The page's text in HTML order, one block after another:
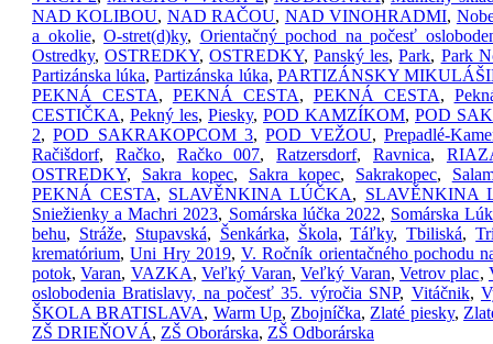
NAD KOLIBOU, NAD RAČOU, NAD VINOHRADMI,
a okolie, O-stret(d)ky, Orientačný pochod na počesť
Ostredky,OSTREDKY,OSTREDKY,Panský les,Park, Park
Partizánska lúka,Partizánska lúka, PARTIZÁNSKY
PEKNÁ CESTA, PEKNÁ CESTA, PEKNÁ CESTA,
CESTIČKA, Pekný les, Piesky, POD KAMZÍKOM, POD
2,POD SAKRAKOPCOM 3,POD VEŽOU,Prepadlé-
Račišdorf, Račko, Račko 007,Ratzersdorf,Ravnica,
OSTREDKY, Sakra kopec, Sakra kopec, Sakrakopec,
PEKNÁ CESTA, SLAVĚNKINA LÚČKA, SLAVĚNKINA
Sniežienky a Machri 2023, Somárska lúčka 2022, Somárska
behu, Stráže, Stupavská, Šenkárka, Škola,Táľky,Tbiliská,
krematórium,Uni Hry 2019, V. Ročník orientačného pochodu
potok,Varan, VAZKA,Veľký Varan,Veľký Varan,Vetrov plac,
oslobodenia Bratislavy, na počesť 35. výročia SNP, Vitáčnik,
ŠKOLA BRATISLAVA, Warm Up,Zbojníčka,Zlaté piesky,
ZŠ DRIEŇOVÁ, ZŠ Oborárska, ZŠ Odborárska